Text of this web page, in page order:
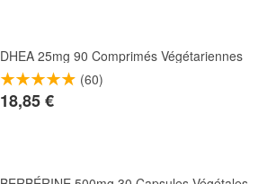
DHEA 25mg 90 Comprimés Végétariennes
(60)
18,85 €